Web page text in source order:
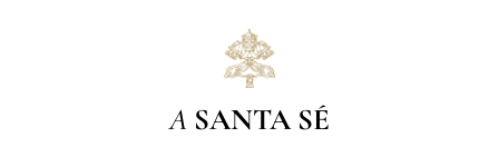
A SANTA SÉ